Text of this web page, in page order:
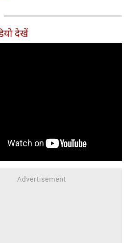
चेसिस जैसे फीचर्स मिलते हैं।
इथेनॉल मिलाने की कोई योजना नहीं
है।
देखें